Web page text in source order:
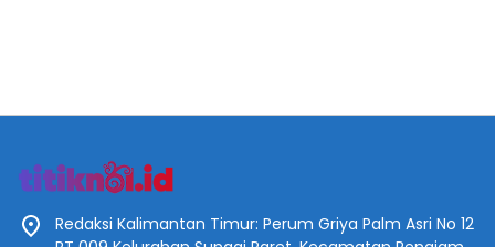
Redaksi Kalimantan Timur: Perum Griya Palm Asri No 12